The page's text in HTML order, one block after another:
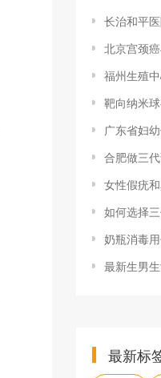
长治和平医院
北京宫颈癌
福州生殖中
靶向纳米
广东省妇幼
合肥做三代
女性假疣和
如何选择三
奶瓶消毒用
最新生男生
最新标